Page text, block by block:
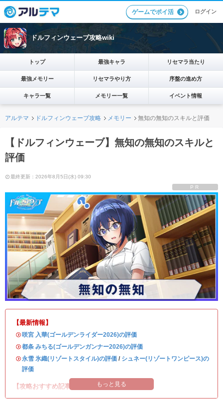
ゲームでポイ活 ログイン
ドルフィンウェーブ攻略wiki
トップ 最強キャラ リセマラ当たり
最強メモリー リセマラやり方 序盤の進め方
キャラ一覧 メモリー一覧 イベント情報
アルテマ ドルフィンウェーブ攻略 メモリー 無知の無知のスキルと評価
【ドルフィンウェーブ】無知の無知のスキルと
評価
最終更新：2026年8月5日(水) 09:30
PR
【最新情報】
・咲宮 入華(ゴールデンライダー2026)の評価
・都条 みちる(ゴールデンガンナー2026)の評価
・永雪 氷織(リゾートスタイル)の評価 / シュネー(リゾートワンピース)の
評価
【攻略おすすめ記事】 もっと見る